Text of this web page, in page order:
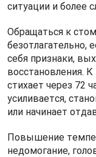
ситуации и более
Обращаться к
безотлагательно,
себя признаки,
восстановления.
стихает через 72
усиливается,
или начинает
Повышение
недомогание,